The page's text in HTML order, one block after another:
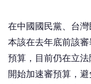
在中國國民黨、台
本該在去年底前該
預算，目前仍在立
開始加速審預算，